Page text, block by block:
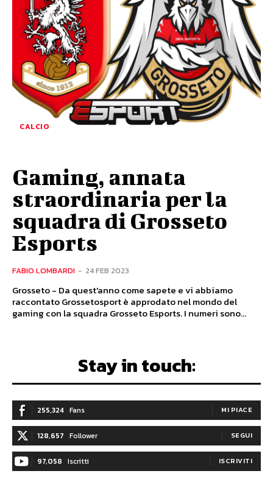
CALCIO
Gaming, annata
straordinaria per la
squadra di Grosseto
Esports
FABIO LOMBARDI - 24 FEB 2023
Grosseto - Da quest'anno come sapete e vi abbiamo
raccontato Grossetosport è approdato nel mondo del
gaming con la squadra Grosseto Esports. I numeri sono...
Stay in touch:
255,324 Fans MI PIACE
128,657 Follower SEGUI
97,058 Iscritti ISCRIVITI